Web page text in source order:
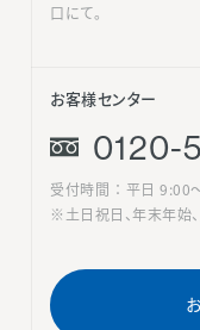
口にて。
お客様センター
0120-
受付時間 ： 平日 9:00
※土日祝日、年末年始